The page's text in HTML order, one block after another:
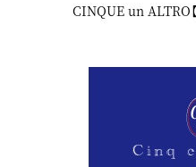
CINQUE un ALTRO